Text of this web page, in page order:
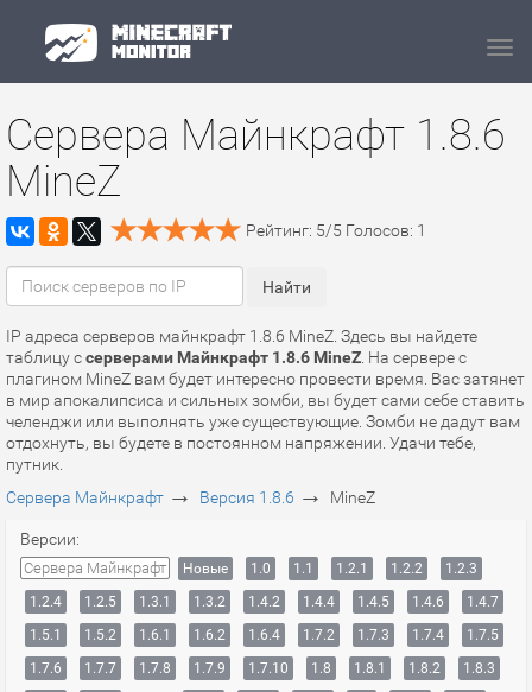
Сервера Майнкрафт 1.8.6
MineZ
Рейтинг: 5/5 Голосов: 1
IP адреса серверов майнкрафт 1.8.6 MineZ. Здесь вы найдете
таблицу ссерверами Майнкрафт 1.8.6 MineZ . На сервере с
плагином MineZ вам будет интересно провести время. Вас затянет
в мир апокалипсиса и сильных зомби, вы будет сами себе ставить
челенджи или выполнять уже существующие. Зомби не дадут вам
отдохнуть, вы будете в постоянном напряжении. Удачи тебе,
путник.
Сервера Майнкрафт → Версия 1.8.6 → MineZ
Версии:
Сервера Майнкрафт Новые 1.0 1.1 1.2.1 1.2.2
1.2.3
1.2.4
1.2.5 1.3.1 1.3.2 1.4.2 1.4.4 1.4.5 1.4.6
1.4.7
1.5.1
1.5.2 1.6.1 1.6.2 1.6.4 1.7.2 1.7.3 1.7.4
1.7.5
1.7.6
1.7.7 1.7.8 1.7.9 1.7.10 1.8 1.8.1 1.8.2
1.8.3